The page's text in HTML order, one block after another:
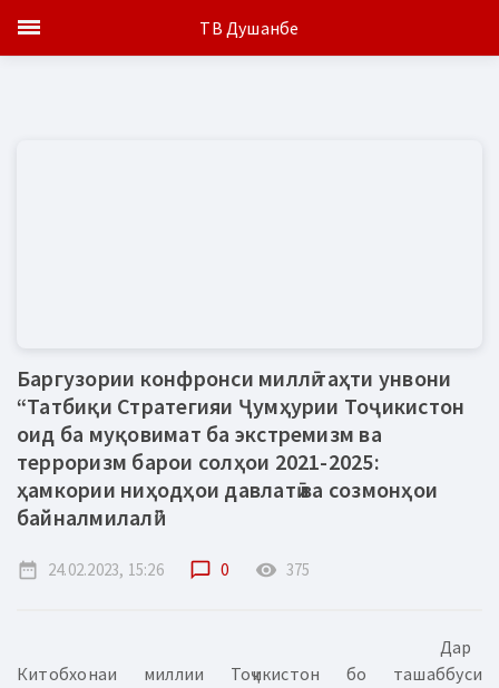
Баргузории конфронси миллӣ таҳти унвони
“Татбиқи Стратегияи Ҷумҳурии Тоҷикистон
оид ба муқовимат ба экстремизм ва
терроризм барои солҳои 2021-2025:
ҳамкории ниҳодҳои давлатӣ ва созмонҳои
байналмилалӣ”
date_range 24.02.2023, 15:26 chat_bubble_outline 0 remove_red_eye 375
Дар
Китобхонаи миллии Тоҷикистон бо ташаббуси
ТВ Душанбе